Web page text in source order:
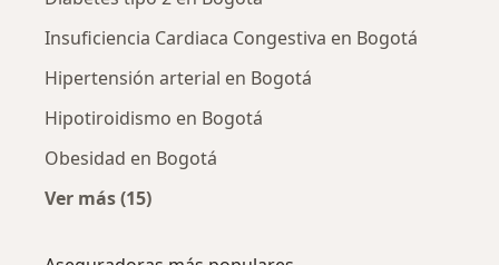
Insuficiencia Cardiaca Congestiva en Bogotá
Hipertensión arterial en Bogotá
Hipotiroidismo en Bogotá
Obesidad en Bogotá
Ver más (15)